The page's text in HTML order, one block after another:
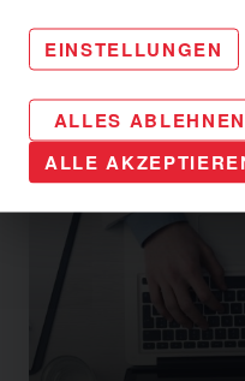
EINSTELLUNGEN
ALLES ABLEHNEN
ALLE